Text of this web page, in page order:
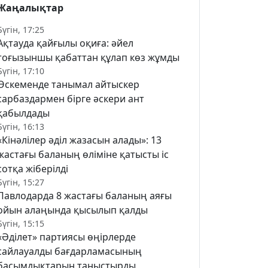
17:25
қайғылы оқиға: әйел
қабаттан құлап көз жұмды
17:10
танымал айтыскер
бірге әскери ант
16:13
әділ жазасын алады»: 13
баланың өліміне қатысты іс
жіберілді
15:27
8 жастағы баланың аяғы
алаңында қысылып қалды
15:15
партиясы өңірлерде
бағдарламасының